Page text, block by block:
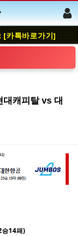
[카톡바로가기]
캐피탈 vs 대
승14패)